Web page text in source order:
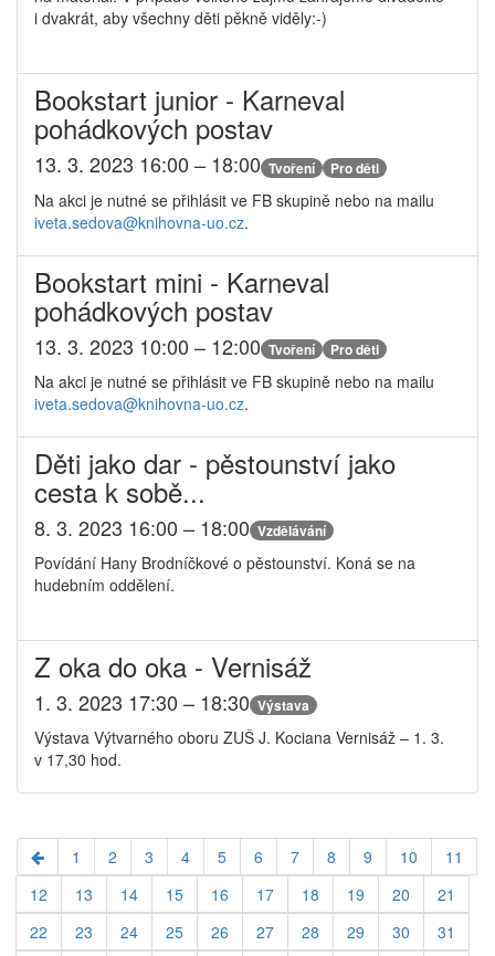
i dvakrát, aby všechny děti pěkně viděly:-)
Bookstart junior - Karneval
pohádkových postav
13. 3. 2023 16:00 – 18:00 Tvoření Pro děti
Na akci je nutné se přihlásit ve FB skupině nebo na mailu
iveta.sedova@knihovna-uo.cz.
Bookstart mini - Karneval
pohádkových postav
13. 3. 2023 10:00 – 12:00 Tvoření Pro děti
Na akci je nutné se přihlásit ve FB skupině nebo na mailu
iveta.sedova@knihovna-uo.cz.
Děti jako dar - pěstounství jako
cesta k sobě...
8. 3. 2023 16:00 – 18:00 Vzdělávání
Povídání Hany Brodníčkové o pěstounství. Koná se na
hudebním oddělení.
Z oka do oka - Vernisáž
1. 3. 2023 17:30 – 18:30 Výstava
Výstava Výtvarného oboru ZUŠ J. Kociana Vernisáž – 1. 3.
v 17,30 hod.
1 2 3 4 5 6 7 8 9 10
11
12
13 14 15 16 17 18 19 20
21
22
23 24 25 26 27 28 29 30
31